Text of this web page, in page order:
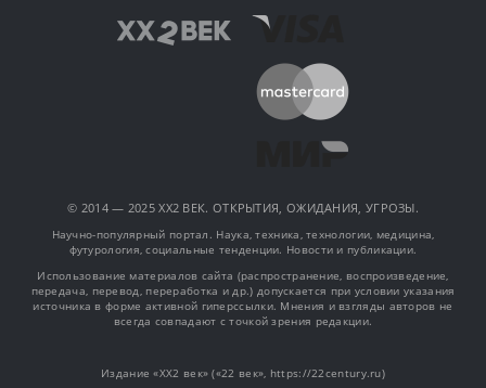
© 2014 — 2025 XX2 ВЕК. ОТКРЫТИЯ, ОЖИДАНИЯ, УГРОЗЫ.
Научно-популярный портал. Наука, техника, технологии, медицина,
футурология, социальные тенденции. Новости и публикации.
Использование материалов сайта (распространение, воспроизведение,
передача, перевод, переработка и др.) допускается при условии указания
источника в форме активной гиперссылки. Мнения и взгляды авторов не
всегда совпадают с точкой зрения редакции.
Издание «XX2 век» («22 век», https://22century.ru)